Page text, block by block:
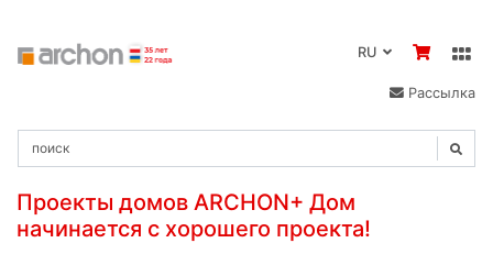
Рассылка
Проекты домов ARCHON+ Дом
начинается с хорошего проекта!